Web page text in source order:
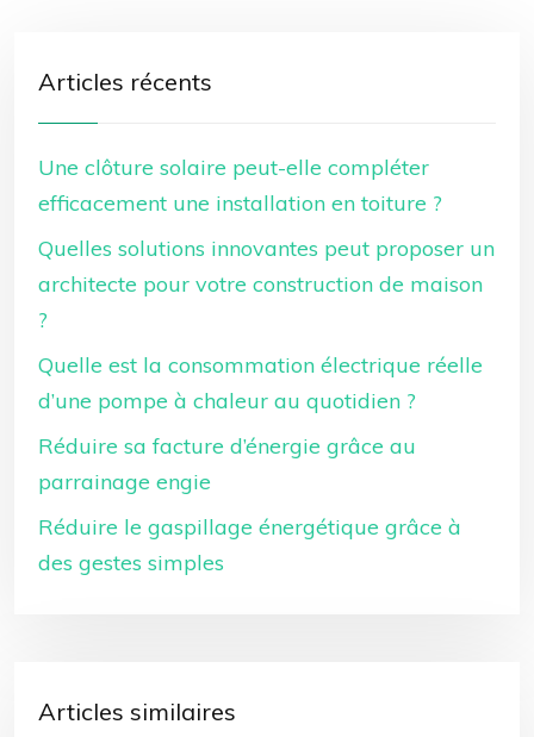
Articles récents
Une clôture solaire peut-elle compléter
efficacement une installation en toiture ?
Quelles solutions innovantes peut proposer un
architecte pour votre construction de maison
?
Quelle est la consommation électrique réelle
d’une pompe à chaleur au quotidien ?
Réduire sa facture d’énergie grâce au
parrainage engie
Réduire le gaspillage énergétique grâce à
des gestes simples
Articles similaires